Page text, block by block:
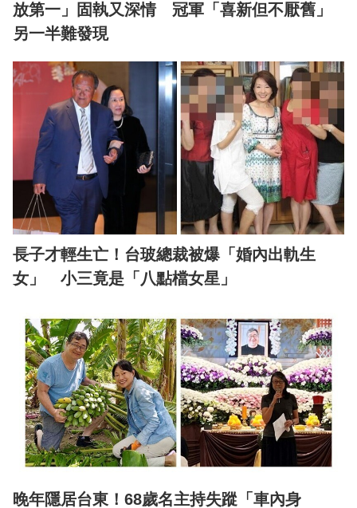
放第一」固執又深情 冠軍「喜新但不厭舊」
另一半難發現
長子才輕生亡！台玻總裁被爆「婚內出軌生
女」 小三竟是「八點檔女星」
晚年隱居台東！68歲名主持失蹤「車內身